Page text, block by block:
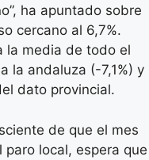
ha apuntado sobre
cercano al 6,7%.
la media de todo el
la andaluza (-7,1%) y
dato provincial.
de que el mes
paro local, espera que